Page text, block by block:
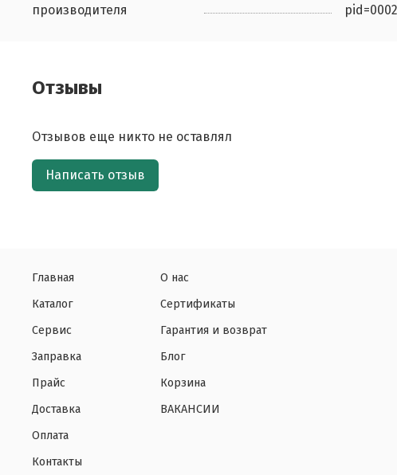
производителя
Отзывы
Отзывов еще никто не оставлял
Написать отзыв
Главная
Каталог
Сервис
Заправка
Прайс
Доставка
Оплата
Контакты
О нас
Сертификаты
Гарантия и возврат
Блог
Корзина
ВАКАНСИИ